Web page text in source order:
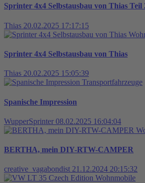
Sprinter 4x4 Selbstausbau von Thias Teil
Thias 20.02.2025 17:17:15
Sprinter 4x4 Selbstausbau von Thias
Thias 20.02.2025 15:05:39
Transportfahrzeuge
Spanische Impression
WupperSprinter 08.02.2025 16:04:04
BERTHA, mein DIY-RTW-CAMPER
creative_vagabondist 21.12.2024 20:15:32
Wohnmobile